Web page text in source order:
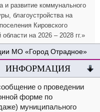
развитие коммунального
благоустройства на
Кировского
на 2026 – 2028 гг.»
МО «Город Отрадное»
ИНФОРМАЦИЯ
о проведении
форме по
муниципального